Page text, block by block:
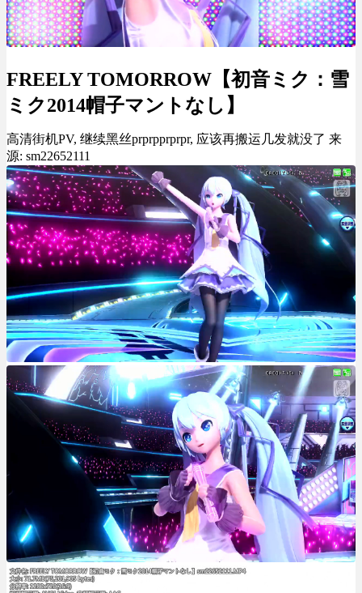
FREELY TOMORROW【初音ミク：雪
ミク2014帽子マントなし】
高清街机PV, 继续黑丝prprpprprpr, 应该再搬运几发就没了 来
源: sm22652111